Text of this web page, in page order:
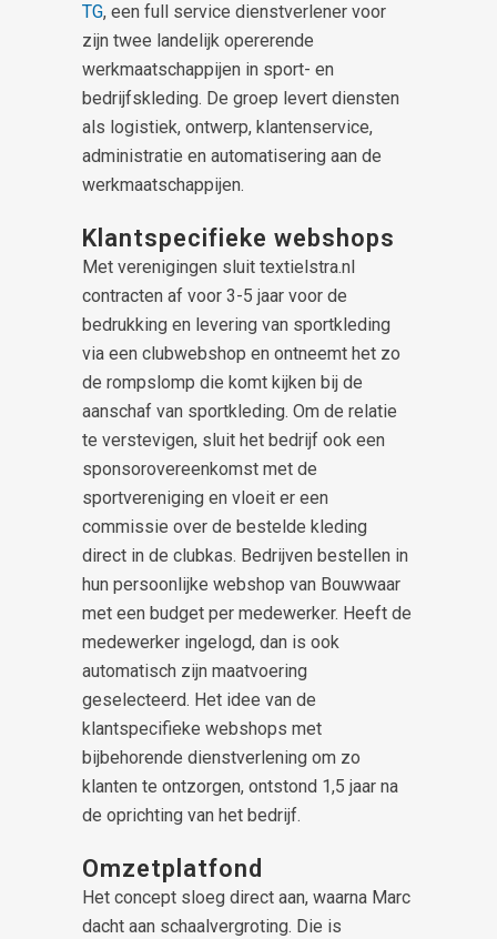
TG, een full service dienstverlener voor
zijn twee landelijk opererende
werkmaatschappijen in sport- en
bedrijfskleding. De groep levert diensten
als logistiek, ontwerp, klantenservice,
administratie en automatisering aan de
werkmaatschappijen.
Klantspecifieke webshops
Met verenigingen sluit textielstra.nl
contracten af voor 3-5 jaar voor de
bedrukking en levering van sportkleding
via een clubwebshop en ontneemt het zo
de rompslomp die komt kijken bij de
aanschaf van sportkleding. Om de relatie
te verstevigen, sluit het bedrijf ook een
sponsorovereenkomst met de
sportvereniging en vloeit er een
commissie over de bestelde kleding
direct in de clubkas. Bedrijven bestellen in
hun persoonlijke webshop van Bouwwaar
met een budget per medewerker. Heeft de
medewerker ingelogd, dan is ook
automatisch zijn maatvoering
geselecteerd. Het idee van de
klantspecifieke webshops met
bijbehorende dienstverlening om zo
klanten te ontzorgen, ontstond 1,5 jaar na
de oprichting van het bedrijf.
Omzetplatfond
Het concept sloeg direct aan, waarna Marc
dacht aan schaalvergroting. Die is